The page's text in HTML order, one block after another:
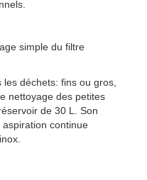
simple du filtre
déchets: fins ou gros,
nettoyage des petites
de 30 L. Son
continue